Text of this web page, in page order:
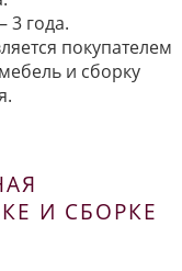
3 года.
покупателем
и сборку
И СБОРКЕ